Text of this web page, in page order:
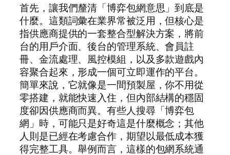
首先，讓我們釐清「博弈包網意思」到底是
什麼。這類詞彙在業界常被泛用，但核心是
指供應商提供的一套整合型解決方案，將前
台的用戶介面、後台的管理系統、會員註
冊、金流處理、風控模組，以及多款遊戲內
容聚合起來，形成一個可立即運作的平台。
簡單來說，它就像是一間預製屋，你不用從
零搭建，就能快速入住，但內部結構的穩固
度卻因供應商而異。有些人搜尋「博弈包
網」時，可能只是好奇這是什麼概念；其他
人則是已經在考慮合作，期望以最低成本獲
得完整工具。舉例而言，這樣的包網系統通